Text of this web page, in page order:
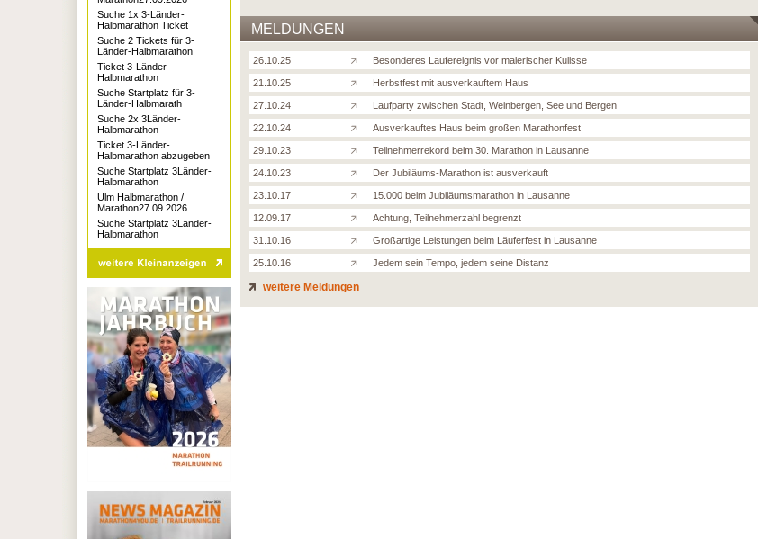
MELDUNGEN
26.10.25 Besonderes Laufereignis vor malerischer Kulisse
21.10.25 Herbstfest mit ausverkauftem Haus
27.10.24 Laufparty zwischen Stadt, Weinbergen, See und Bergen
22.10.24 Ausverkauftes Haus beim großen Marathonfest
29.10.23 Teilnehmerrekord beim 30. Marathon in Lausanne
24.10.23 Der Jubiläums-Marathon ist ausverkauft
23.10.17 15.000 beim Jubiläumsmarathon in Lausanne
12.09.17 Achtung, Teilnehmerzahl begrenzt
31.10.16 Großartige Leistungen beim Läuferfest in Lausanne
25.10.16 Jedem sein Tempo, jedem seine Distanz
weitere Meldungen
Suche 1x 3-Länder-
Halbmarathon Ticket
Suche 2 Tickets für 3-
Länder-Halbmarathon
Ticket 3-Länder-
Halbmarathon
Suche Startplatz für 3-
Länder-Halbmarath
Suche 2x 3Länder-
Halbmarathon
Ticket 3-Länder-
Halbmarathon abzugeben
Suche Startplatz 3Länder-
Halbmarathon
Ulm Halbmarathon /
Marathon27.09.2026
Suche Startplatz 3Länder-
Halbmarathon